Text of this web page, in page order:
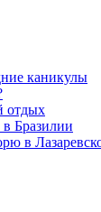
каникулы
отдых
в Бразилии
в